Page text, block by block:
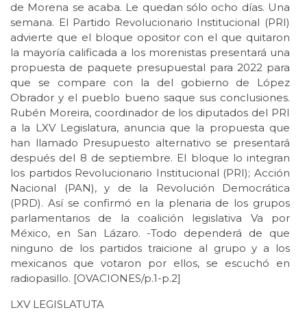
de Morena se acaba. Le quedan sólo ocho días. Una
semana. El Partido Revolucionario Institucional (PRI)
advierte que el bloque opositor con el que quitaron
la mayoría calificada a los morenistas presentará una
propuesta de paquete presupuestal para 2022 para
que se compare con la del gobierno de López
Obrador y el pueblo bueno saque sus conclusiones.
Rubén Moreira, coordinador de los diputados del PRI
a la LXV Legislatura, anuncia que la propuesta que
han llamado Presupuesto alternativo se presentará
después del 8 de septiembre. El bloque lo integran
los partidos Revolucionario Institucional (PRI); Acción
Nacional (PAN), y de la Revolución Democrática
(PRD). Así se confirmó en la plenaria de los grupos
parlamentarios de la coalición legislativa Va por
México, en San Lázaro. -Todo dependerá de que
ninguno de los partidos traicione al grupo y a los
mexicanos que votaron por ellos, se escuchó en
radiopasillo. [OVACIONES/p.1-p.2]
LXV LEGISLATUTA